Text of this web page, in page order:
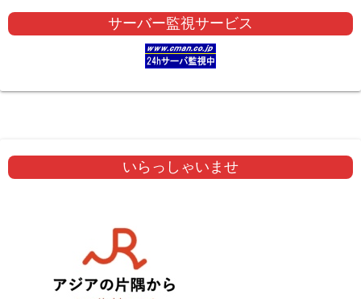
サーバー監視サービス
いらっしゃいませ